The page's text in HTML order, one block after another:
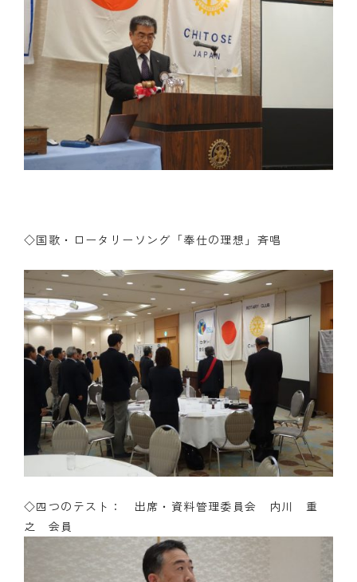
◇国歌・ロータリーソング「奉仕の理想」斉唱
◇四つのテスト： 出席・資料管理委員会 内川 重
之 会員